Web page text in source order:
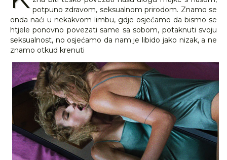
potpuno zdravom, seksualnom prirodom. Znamo se
onda naći u nekakvom limbu, gdje osjećamo da bismo se
htjele ponovno povezati same sa sobom, potaknuti svoju
seksualnost, no osjećamo da nam je libido jako nizak, a ne
znamo otkud krenuti